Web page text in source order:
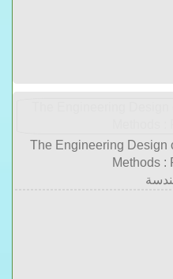
The Engineering Design
Methods :